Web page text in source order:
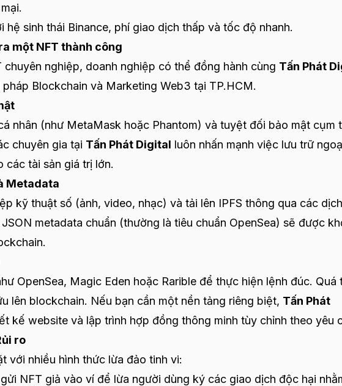
hệ sinh thái Binance, phí giao dịch thấp và tốc độ nhanh.
một NFT thành công
nghiệp, doanh nghiệp có thể đồng hành cùng Tấn Phát
Blockchain và Marketing Web3 tại TP.HCM.
nhân (như MetaMask hoặc Phantom) và tuyệt đối bảo mật cụm
chuyên gia tại Tấn Phát Digital luôn nhấn mạnh việc lưu trữ
các tài sản giá trị lớn.
Metadata
kỹ thuật số (ảnh, video, nhạc) và tải lên IPFS thông qua các
metadata chuẩn (thường là tiêu chuẩn OpenSea) sẽ được
OpenSea, Magic Eden hoặc Rarible để thực hiện lệnh đúc. Quá
lên blockchain. Nếu bạn cần một nền tảng riêng biệt, Tấn Phát
kế website và lập trình hợp đồng thông minh tùy chỉnh theo yêu
ro
với nhiều hình thức lừa đảo tinh vi:
NFT giả vào ví để lừa người dùng ký các giao dịch độc hại